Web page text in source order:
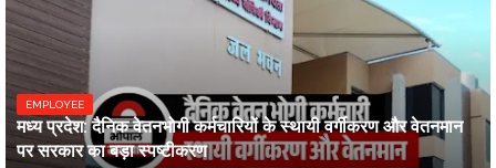
EMPLOYEE
मध्य प्रदेश: दैनिक वेतनभोगी कर्मचारियों के स्थायी वर्गीकरण और वेतनमान
पर सरकार का बड़ा स्पष्टीकरण